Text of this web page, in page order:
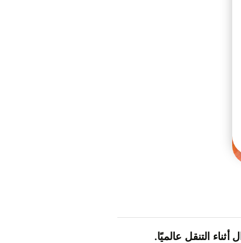
أثناء التنقل عالميًا.